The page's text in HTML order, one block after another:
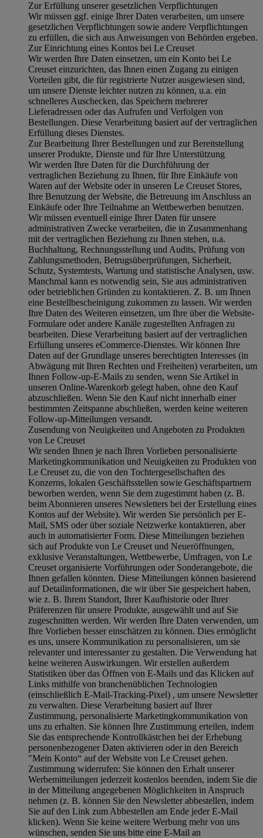
Zur Erfüllung unserer gesetzlichen Verpflichtungen
Wir müssen ggf. einige Ihrer Daten verarbeiten, um unsere
gesetzlichen Verpflichtungen sowie andere Verpflichtungen
zu erfüllen, die sich aus Anweisungen von Behörden ergeben.
Zur Einrichtung eines Kontos bei Le Creuset
Wir werden Ihre Daten einsetzen, um ein Konto bei Le
Creuset einzurichten, das Ihnen einen Zugang zu einigen
Vorteilen gibt, die für registrierte Nutzer ausgewiesen sind,
um unsere Dienste leichter nutzen zu können, u.a. ein
schnelleres Auschecken, das Speichern mehrerer
Lieferadressen oder das Aufrufen und Verfolgen von
Bestellungen. Diese Verarbeitung basiert auf der vertraglichen
Erfüllung dieses Dienstes.
Zur Bearbeitung Ihrer Bestellungen und zur Bereitstellung
unserer Produkte, Dienste und für Ihre Unterstützung
Wir werden Ihre Daten für die Durchführung der
vertraglichen Beziehung zu Ihnen, für Ihre Einkäufe von
Waren auf der Website oder in unseren Le Creuset Stores,
Ihre Benutzung der Website, die Betreuung im Anschluss an
Einkäufe oder Ihre Teilnahme an Wettbewerben benutzen.
Wir müssen eventuell einige Ihrer Daten für unsere
administrativen Zwecke verarbeiten, die in Zusammenhang
mit der vertraglichen Beziehung zu Ihnen stehen, u.a.
Buchhaltung, Rechnungsstellung und Audits, Prüfung von
Zahlungsmethoden, Betrugsüberprüfungen, Sicherheit,
Schutz, Systemtests, Wartung und statistische Analysen, usw.
Manchmal kann es notwendig sein, Sie aus administrativen
oder betrieblichen Gründen zu kontaktieren. Z. B. um Ihnen
eine Bestellbescheinigung zukommen zu lassen. Wir werden
Ihre Daten des Weiteren einsetzen, um Ihre über die Website-
Formulare oder andere Kanäle zugestellten Anfragen zu
bearbeiten. Diese Verarbeitung basiert auf der vertraglichen
Erfüllung unseres eCommerce-Dienstes. Wir können Ihre
Daten auf der Grundlage unseres berechtigten Interesses (in
Abwägung mit Ihren Rechten und Freiheiten) verarbeiten, um
Ihnen Follow-up-E-Mails zu senden, wenn Sie Artikel in
unseren Online-Warenkorb gelegt haben, ohne den Kauf
abzuschließen. Wenn Sie den Kauf nicht innerhalb einer
bestimmten Zeitspanne abschließen, werden keine weiteren
Follow-up-Mitteilungen versandt.
Zusendung von Neuigkeiten und Angeboten zu Produkten
von Le Creuset
Wir senden Ihnen je nach Ihren Vorlieben personalisierte
Marketingkommunikation und Neuigkeiten zu Produkten von
Le Creuset zu, die von den Tochtergesellschaften des
Konzerns, lokalen Geschäftsstellen sowie Geschäftspartnern
beworben werden, wenn Sie dem zugestimmt haben (z. B.
beim Abonnieren unseres Newsletters bei der Erstellung eines
Kontos auf der Website). Wir werden Sie persönlich per E-
Mail, SMS oder über soziale Netzwerke kontaktieren, aber
auch in automatisierter Form. Diese Mitteilungen beziehen
sich auf Produkte von Le Creuset und Neueröffnungen,
exklusive Veranstaltungen, Wettbewerbe, Umfragen, von Le
Creuset organisierte Vorführungen oder Sonderangebote, die
Ihnen gefallen könnten. Diese Mitteilungen können basierend
auf Detailinformationen, die wir über Sie gespeichert haben,
wie z. B. Ihrem Standort, Ihrer Kaufhistorie oder Ihrer
Präferenzen für unsere Produkte, ausgewählt und auf Sie
zugeschnitten werden. Wir werden Ihre Daten verwenden, um
Ihre Vorlieben besser einschätzen zu können. Dies ermöglicht
es uns, unsere Kommunikation zu personalisieren, um sie
relevanter und interessanter zu gestalten. Die Verwendung hat
keine weiteren Auswirkungen. Wir erstellen außerdem
Statistiken über das Öffnen von E-Mails und das Klicken auf
Links mithilfe von branchenüblichen Technologien
(einschließlich E-Mail-Tracking-Pixel) , um unsere Newsletter
zu verwalten. Diese Verarbeitung basiert auf Ihrer
Zustimmung, personalisierte Marketingkommunikation von
uns zu erhalten. Sie können Ihre Zustimmung erteilen, indem
Sie das entsprechende Kontrollkästchen bei der Erhebung
personenbezogener Daten aktivieren oder in den Bereich
"Mein Konto“ auf der Website von Le Creuset gehen.
Zustimmung widerrufen: Sie können den Erhalt unserer
Werbemitteilungen jederzeit kostenlos beenden, indem Sie die
in der Mitteilung angegebenen Möglichkeiten in Anspruch
nehmen (z. B. können Sie den Newsletter abbestellen, indem
Sie auf den Link zum Abbestellen am Ende jeder E-Mail
klicken). Wenn Sie keine weitere Werbung mehr von uns
wünschen, senden Sie uns bitte eine E-Mail an